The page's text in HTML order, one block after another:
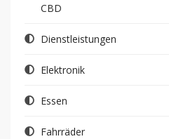
CBD
Dienstleistungen
Elektronik
Essen
Fahrräder